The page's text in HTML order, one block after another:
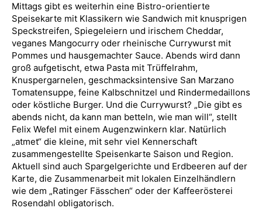
Mittags gibt es weiterhin eine Bistro-orientierte
Speisekarte mit Klassikern wie Sandwich mit knusprigen
Speckstreifen, Spiegeleiern und irischem Cheddar,
veganes Mangocurry oder rheinische Currywurst mit
Pommes und hausgemachter Sauce. Abends wird dann
groß aufgetischt, etwa Pasta mit Trüffelrahm,
Knuspergarnelen, geschmacksintensive San Marzano
Tomatensuppe, feine Kalbschnitzel und Rindermedaillons
oder köstliche Burger. Und die Currywurst? „Die gibt es
abends nicht, da kann man betteln, wie man will“, stellt
Felix Wefel mit einem Augenzwinkern klar. Natürlich
„atmet“ die kleine, mit sehr viel Kennerschaft
zusammengestellte Speisenkarte Saison und Region.
Aktuell sind auch Spargelgerichte und Erdbeeren auf der
Karte, die Zusammenarbeit mit lokalen Einzelhändlern
wie dem „Ratinger Fässchen“ oder der Kaffeerösterei
Rosendahl obligatorisch.